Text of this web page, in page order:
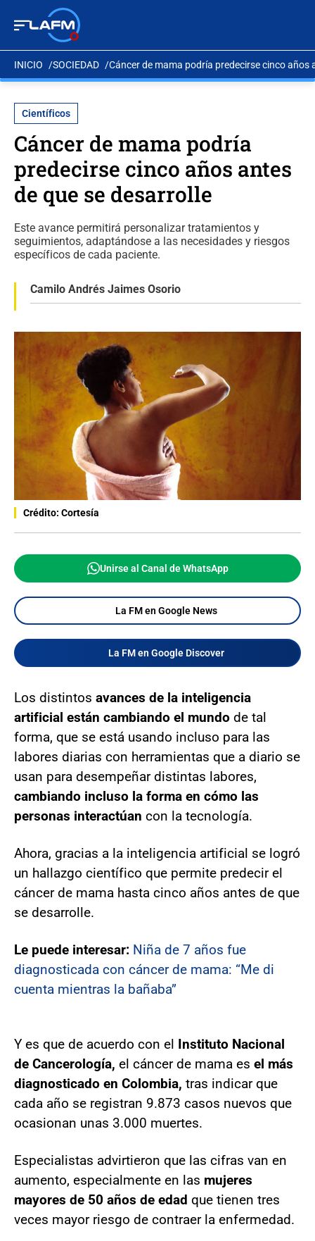
INICIO SOCIEDAD Cáncer de mama podría predecirse cinco años
Científicos
Cáncer de mama podría
predecirse cinco años antes
de que se desarrolle
Este avance permitirá personalizar tratamientos y
seguimientos, adaptándose a las necesidades y riesgos
específicos de cada paciente.
Camilo Andrés Jaimes Osorio
Crédito: Cortesía
Unirse al Canal de WhatsApp
La FM en Google News
La FM en Google Discover
Los distintos avances de la inteligencia
artificial están cambiando el mundo de tal
forma, que se está usando incluso para las
labores diarias con herramientas que a diario se
usan para desempeñar distintas labores,
cambiando incluso la forma en cómo las
personas interactúan con la tecnología.
Ahora, gracias a la inteligencia artificial se logró
un hallazgo científico que permite predecir el
cáncer de mama hasta cinco años antes de que
se desarrolle.
Le puede interesar: Niña de 7 años fue
diagnosticada con cáncer de mama: “Me di
cuenta mientras la bañaba”
Y es que de acuerdo con el Instituto Nacional
de Cancerología, el cáncer de mama es el más
diagnosticado en Colombia, tras indicar que
cada año se registran 9.873 casos nuevos que
ocasionan unas 3.000 muertes.
Especialistas advirtieron que las cifras van en
aumento, especialmente en las mujeres
mayores de 50 años de edad que tienen tres
veces mayor riesgo de contraer la enfermedad.